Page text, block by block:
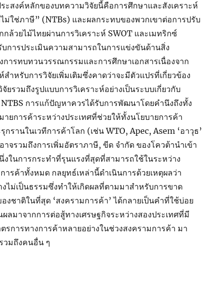
ะสงค์หลักของบทความวิจัยนี้คือการศึกษาและสังเคราะห์
ม่ใช่ภาษี” (NTBs) และผลกระทบของพวกเขาต่อการปรับ
ล้วยไม้ไทยผ่านการวิเคราะห์ SWOT และเมทริกซ์
บการประเมินความสามารถในการแข่งขันด้านสิ่ง
ารทบทวนวรรณกรรมและการศึกษาเอกสารเนื่องจาก
สำหรับการวิจัยเพิ่มเติมซึ่งคาดว่าจะมีตัวแปรที่เกี่ยวข้อง
รวมถึงรูปแบบการวิเคราะห์อย่างเป็นระบบเกี่ยวกับ
การแก้ปัญหาควรได้รับการพัฒนาโดยคำนึงถึงทั้ง
ยการค้าระหว่างประเทศที่ช่วยให้ทั้งนโยบายการค้า
กรานในเวทีการค้าโลก (เช่น WTO, Apec, Asem ‘อาวุธ’
จรวมถึงการเพิ่มอัตราภาษี, ขีด จำกัด ของโควต้านำเข้า
ในการกระทำที่รุนแรงที่สุดที่สามารถใช้ในระหว่าง
รค้าทั้งหมด กลยุทธ์เหล่านี้ดำเนินการด้วยเหตุผลว่า
ไม่เป็นธรรมซึ่งทำให้เกิดผลที่ตามมาสำหรับการขาด
ชาติในที่สุด ‘สงครามการค้า’ ได้กลายเป็นคำที่ใช้บ่อย
ผลมาจากการต่อสู้ทางเศรษฐกิจระหว่างสองประเทศที่มี
รการทางการค้าหลายอย่างในช่วงสงครามการค้า มา
วมถึงคนอื่น ๆ